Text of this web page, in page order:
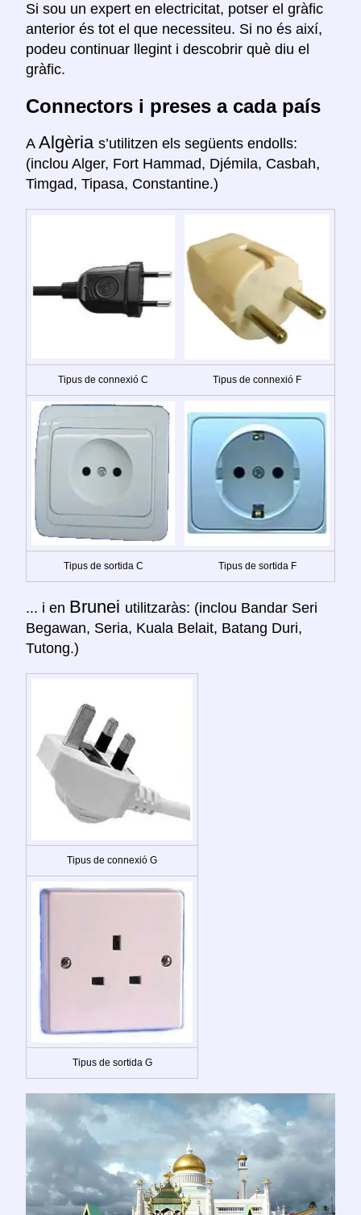
Si sou un expert en electricitat, potser el gràfic
anterior és tot el que necessiteu. Si no és així,
podeu continuar llegint i descobrir què diu el
gràfic.
Connectors i preses a cada país
A Algèria s’utilitzen els següents endolls:
(inclou Alger, Fort Hammad, Djémila, Casbah,
Timgad, Tipasa, Constantine.)
Tipus de connexió C Tipus de connexió F
Tipus de sortida C Tipus de sortida F
... i en Brunei utilitzaràs: (inclou Bandar Seri
Begawan, Seria, Kuala Belait, Batang Duri,
Tutong.)
Tipus de connexió G
Tipus de sortida G